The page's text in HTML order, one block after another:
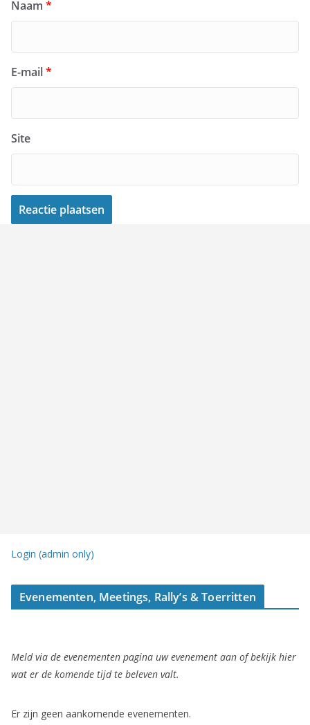
Naam *
E-mail*
Site
Login (admin only)
Evenementen, Meetings, Rally’s & Toerritten
Meld via de evenementen pagina uw evenement aan of bekijk hier
wat er de komende tijd te beleven valt.
Er zijn geen aankomende evenementen.